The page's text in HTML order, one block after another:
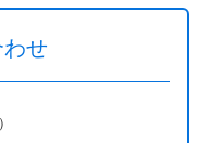
せ